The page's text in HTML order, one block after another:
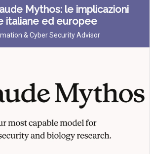
Mythos: le implicazioni
italiane ed europee
& Cyber Security Advisor